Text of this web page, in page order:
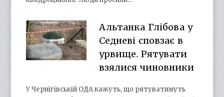
Альтанка Глібова у
Седневі сповзає в
урвище. Рятувати
взялися чиновники
У Чернігівській ОДА кажуть, що рятуватимуть